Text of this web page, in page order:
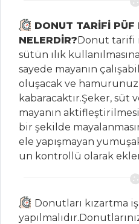
Çorbası
Etli Topalak
Çorbası (KONYA)
Soya Soslu Sebze
Çorbası
Çorbalar Tüm
Tarifleri
Palamut Tava
DONUT TARİFİ PÜF
NELERDİR?Donut tarifi
sütün ılık
sayede mayanın
oluşacak ve hamurunuz
kabaracaktır.Şeker, süt
mayanın
bir şekilde
ele yapışmayan
un kontrollü olarak
Donutları kızartma